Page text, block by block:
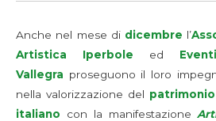
Anche nel mese di dicembre l’
Artistica Iperbole ed
Vallegra proseguono il loro
nella valorizzazione del
italiano con la manifestazione